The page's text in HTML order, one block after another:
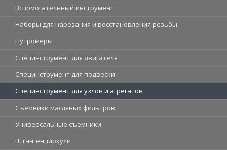
Вспомогательный инструмент
Наборы для нарезания и восстановления резьбы
Нутромеры
Специнструмент для двигателя
Специнструмент для подвески
Специнструмент для узлов и агрегатов
Съемники масляных фильтров
Универсальные съемники
Штангенциркули